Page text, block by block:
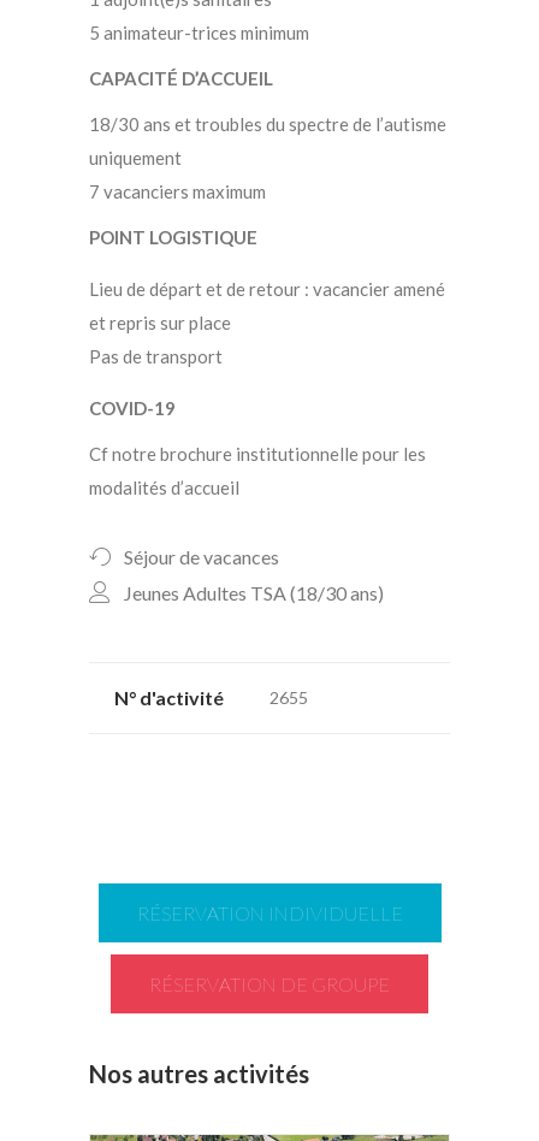
5 animateur-trices minimum
CAPACITÉ D’ACCUEIL
18/30 ans et troubles du spectre de l’autisme
uniquement
7 vacanciers maximum
POINT LOGISTIQUE
Lieu de départ et de retour : vacancier amené
et repris sur place
Pas de transport
COVID-19
Cf notre brochure institutionnelle pour les
modalités d’accueil
Séjour de vacances
Jeunes Adultes TSA (18/30 ans)
N° d'activité 2655
RÉSERVATION INDIVIDUELLE
RÉSERVATION DE GROUPE
Nos autres activités